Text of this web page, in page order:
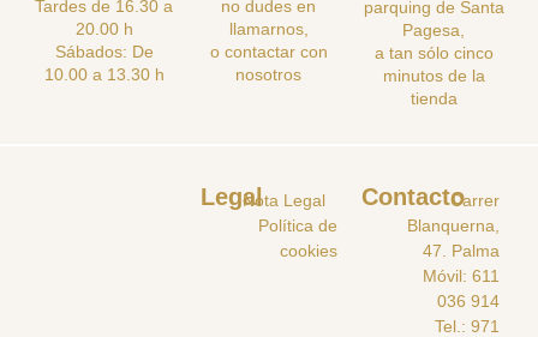
Tardes de 16.30 a
20.00 h
Sábados: De
10.00 a 13.30 h
no dudes en
llamarnos,
o contactar con
nosotros
parquing de Santa
Pagesa,
a tan sólo cinco
minutos de la
tienda
LegalNota Legal
Política de
cookies
ContactoCarrer
Blanquerna,
47. Palma
Móvil: 611
036 914
Tel.: 971